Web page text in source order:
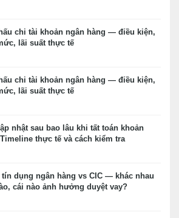
chi tài khoản ngân hàng — điều kiện,
lãi suất thực tế
chi tài khoản ngân hàng — điều kiện,
lãi suất thực tế
nhật sau bao lâu khi tất toán khoản
thực tế và cách kiểm tra
dụng ngân hàng vs CIC — khác nhau
cái nào ảnh hưởng duyệt vay?